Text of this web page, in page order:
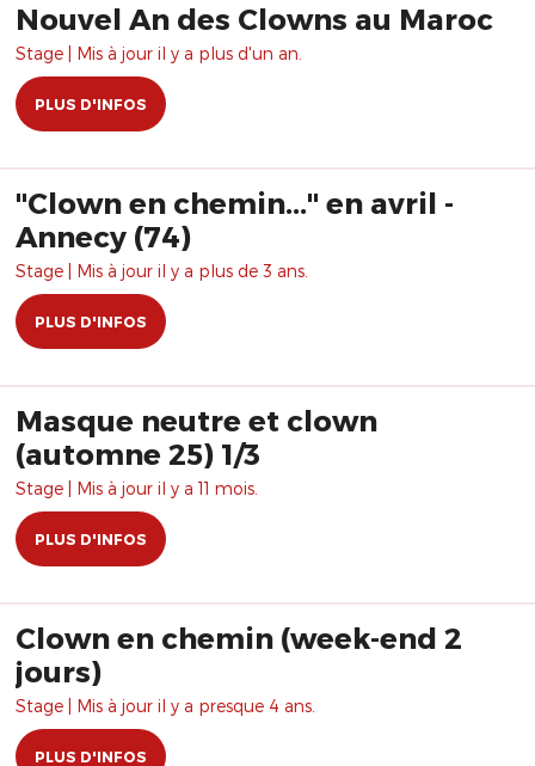
Nouvel An des Clowns au Maroc
Stage | Mis à jour il y a plus d'un an.
PLUS D'INFOS
"Clown en chemin..." en avril -
Annecy (74)
Stage | Mis à jour il y a plus de 3 ans.
PLUS D'INFOS
Masque neutre et clown
(automne 25) 1/3
Stage | Mis à jour il y a 11 mois.
PLUS D'INFOS
Clown en chemin (week-end 2
jours)
Stage | Mis à jour il y a presque 4 ans.
PLUS D'INFOS